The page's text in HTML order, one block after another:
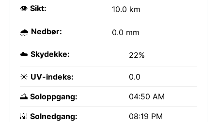
👁️ Sikt: 10.0 km
🌧️ Nedbør: 0.0 mm
☁️ Skydekke: 22%
☀️ UV-indeks: 0.0
🌅 Soloppgang: 04:50 AM
🌇 Solnedgang: 08:19 PM